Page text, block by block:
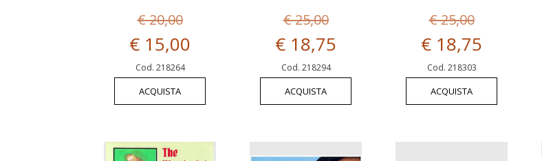
€ 20,00
€ 15,00
Cod. 218264
ACQUISTA
€ 25,00
€ 18,75
Cod. 218294
ACQUISTA
€ 25,00
€ 18,75
Cod. 218303
ACQUISTA